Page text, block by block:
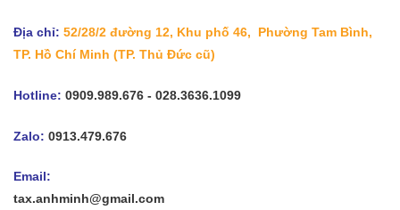
Địa chỉ: 52/28/2 đường 12, Khu phố 46, Phường Tam Bình,
TP. Hồ Chí Minh (TP. Thủ Đức cũ)
Hotline: 0909.989.676 - 028.3636.1099
Zalo: 0913.479.676
Email:
tax.anhminh@gmail.com